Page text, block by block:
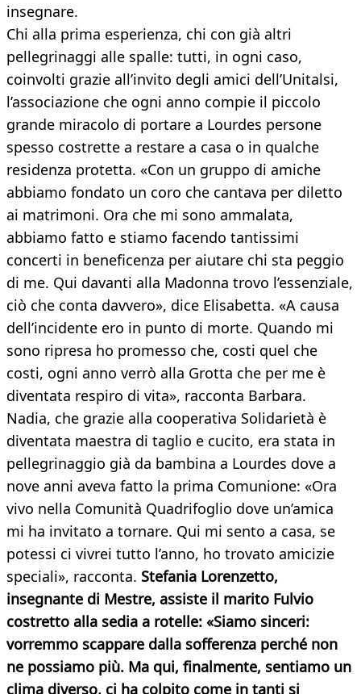
insegnare.
Chi alla prima esperienza, chi con già altri
pellegrinaggi alle spalle: tutti, in ogni caso,
coinvolti grazie all’invito degli amici dell’Unitalsi,
l’associazione che ogni anno compie il piccolo
grande miracolo di portare a Lourdes persone
spesso costrette a restare a casa o in qualche
residenza protetta. «Con un gruppo di amiche
abbiamo fondato un coro che cantava per diletto
ai matrimoni. Ora che mi sono ammalata,
abbiamo fatto e stiamo facendo tantissimi
concerti in beneficenza per aiutare chi sta peggio
di me. Qui davanti alla Madonna trovo l’essenziale,
ciò che conta davvero», dice Elisabetta. «A causa
dell’incidente ero in punto di morte. Quando mi
sono ripresa ho promesso che, costi quel che
costi, ogni anno verrò alla Grotta che per me è
diventata respiro di vita», racconta Barbara.
Nadia, che grazie alla cooperativa Solidarietà è
diventata maestra di taglio e cucito, era stata in
pellegrinaggio già da bambina a Lourdes dove a
nove anni aveva fatto la prima Comunione: «Ora
vivo nella Comunità Quadrifoglio dove un’amica
mi ha invitato a tornare. Qui mi sento a casa, se
potessi ci vivrei tutto l’anno, ho trovato amicizie
speciali», racconta. Stefania Lorenzetto,
insegnante di Mestre, assiste il marito Fulvio
costretto alla sedia a rotelle: «Siamo sinceri:
vorremmo scappare dalla sofferenza perché non
ne possiamo più. Ma qui, finalmente, sentiamo un
clima diverso, ci ha colpito come in tanti si